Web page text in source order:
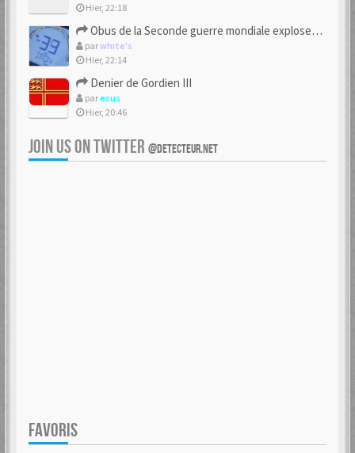
Hier, 22:18
Obus de la Seconde guerre mondiale explosent dans des champs.
parwhite's
Hier, 22:14
Denier de Gordien III
paresus
Hier, 20:46
JOIN US ON TWITTER @DETECTEUR.NET
FAVORIS